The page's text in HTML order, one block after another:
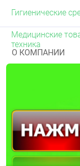
Гигиенические
Медицинские
техника
О КОМПАНИИ
Новости
Вакансии
Контакты